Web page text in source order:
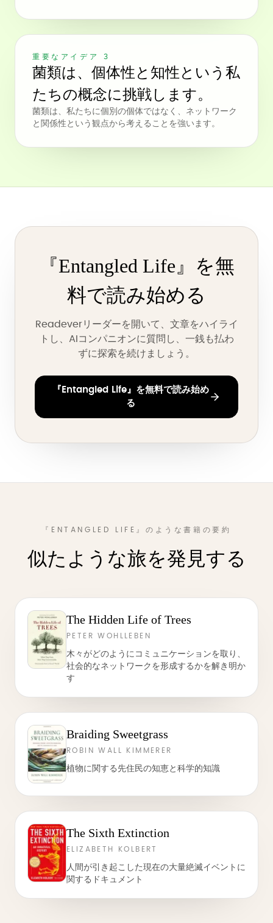
重要なアイデア 3
菌類は、個体性と知性という私
たちの概念に挑戦します。
菌類は、私たちに個別の個体ではなく、ネットワーク
と関係性という観点から考えることを強います。
『Entangled Life』を無
料で読み始める
Readeverリーダーを開いて、文章をハイライ
トし、AIコンパニオンに質問し、一銭も払わ
ずに探索を続けましょう。
『Entangled Life』を無料で読み始め
る
『ENTANGLED LIFE』のような書籍の要約
似たような旅を発見する
The Hidden Life of Trees
PETER WOHLLEBEN
木々がどのようにコミュニケーションを取り、
社会的なネットワークを形成するかを解き明か
す
Braiding Sweetgrass
ROBIN WALL KIMMERER
植物に関する先住民の知恵と科学的知識
The Sixth Extinction
ELIZABETH KOLBERT
人間が引き起こした現在の大量絶滅イベントに
関するドキュメント